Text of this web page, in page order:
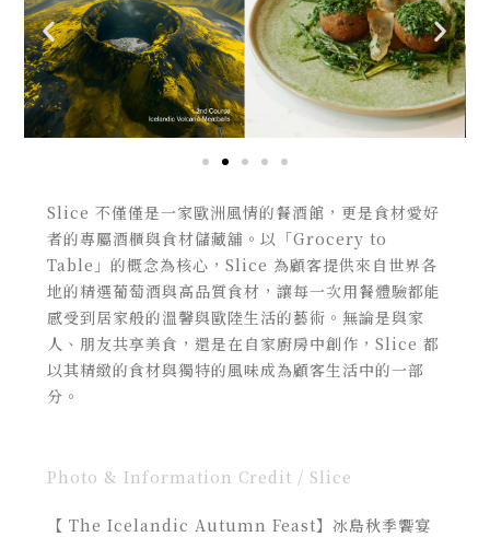
Slice 不僅僅是一家歐洲風情的餐酒館，更是食材愛好
者的專屬酒櫃與食材儲藏舖。以「Grocery to
Table」的概念為核心，Slice 為顧客提供來自世界各
地的精選葡萄酒與高品質食材，讓每一次用餐體驗都能
感受到居家般的溫馨與歐陸生活的藝術。無論是與家
人、朋友共享美食，還是在自家廚房中創作，Slice 都
以其精緻的食材與獨特的風味成為顧客生活中的一部
分。
Photo & Information Credit / Slice
【 The Icelandic Autumn Feast】冰島秋季饗宴